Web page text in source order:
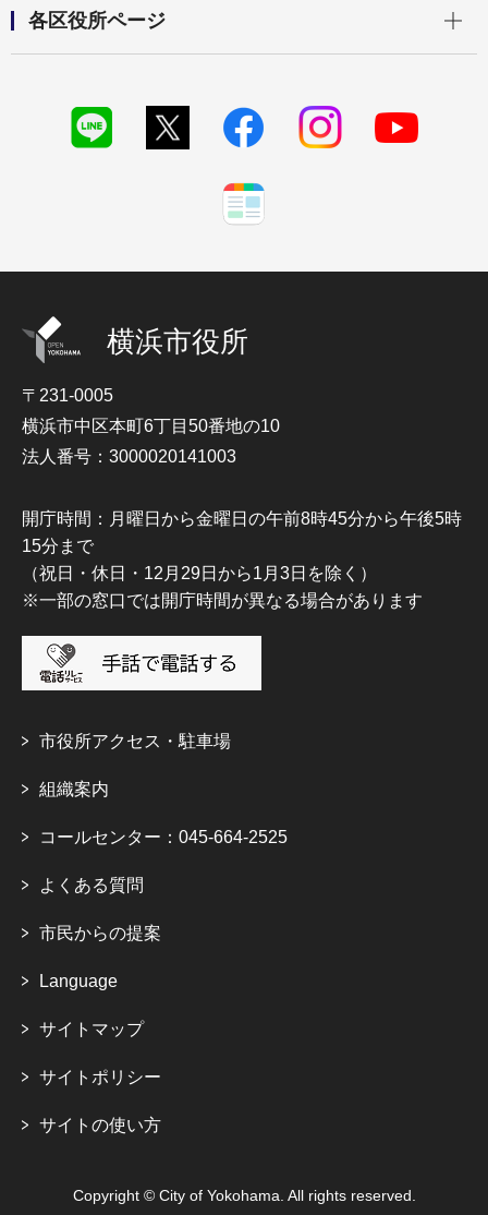
各区役所ページ
横浜市役所
〒231-0005
横浜市中区本町6丁目50番地の10
法人番号：3000020141003
開庁時間：月曜日から金曜日の午前8時45分から午後5時
15分まで
（祝日・休日・12月29日から1月3日を除く）
※一部の窓口では開庁時間が異なる場合があります
市役所アクセス・駐車場
組織案内
コールセンター：045-664-2525
よくある質問
市民からの提案
Language
サイトマップ
サイトポリシー
サイトの使い方
Copyright © City of Yokohama. All rights reserved.